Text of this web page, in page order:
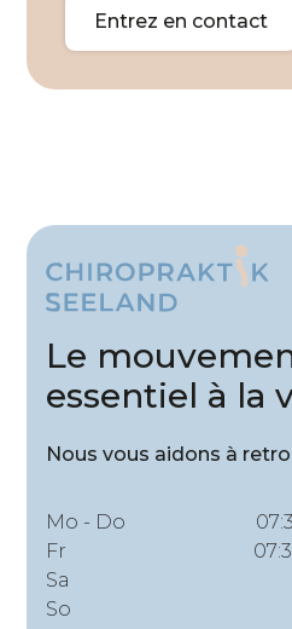
Entrez en contact
Le
essentiel à la
Nous vous aidons à
Mo - Do
Fr
Sa
So